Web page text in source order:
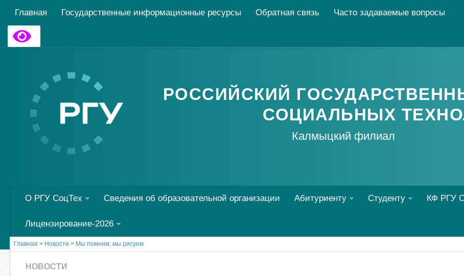
Главная Государственные информационные ресурсы Обратная связь Часто задаваемые вопросы
РОССИЙСКИЙ
СОЦИАЛЬНЫХ
Калмыцкий филиал
О РГУ СоцТех Сведения об образовательной организации Абитуриенту Студенту КФ РГУ
Лицензирование-2026
Главная > Новости > Мы помним, мы рисуем
НОВОСТИ